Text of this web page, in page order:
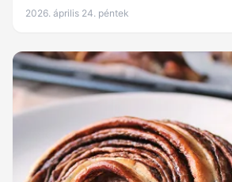
2026. április 24. péntek